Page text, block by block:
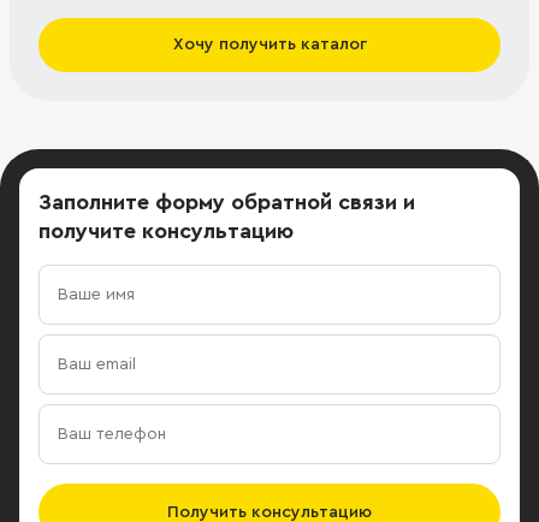
Хочу получить каталог
Заполните форму обратной связи и
получите консультацию
Получить консультацию